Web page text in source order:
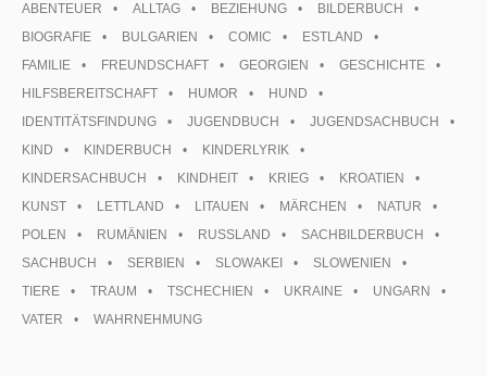
ABENTEUER ALLTAG BEZIEHUNG
BILDERBUCH
BIOGRAFIE
BULGARIEN COMIC
ESTLAND
FAMILIE
FREUNDSCHAFT GEORGIEN
GESCHICHTE
HILFSBEREITSCHAFT
HUMOR
HUND
IDENTITÄTSFINDUNG
JUGENDBUCH
JUGENDSACHBUCH
KIND
KINDERBUCH
KINDERLYRIK
KINDERSACHBUCH
KINDHEIT KRIEG
KROATIEN
KUNST
LETTLAND LITAUEN MÄRCHEN
NATUR
POLEN
RUMÄNIEN RUSSLAND
SACHBILDERBUCH
SACHBUCH
SERBIEN SLOWAKEI
SLOWENIEN
TIERE
TRAUM TSCHECHIEN UKRAINE
UNGARN
VATER
WAHRNEHMUNG